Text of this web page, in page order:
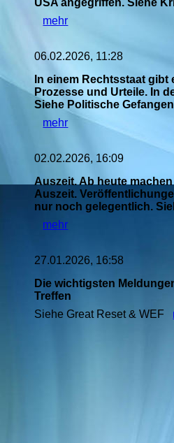
USA angegriffen. Siehe
mehr
06.02.2026, 11:28
In einem Rechtsstaat
Prozesse und Urteile. In
Siehe Politische
mehr
02.02.2026, 16:09
Auszeit. Ab heute
Auszeit.
nur noch gelegentlich.
mehr
27.01.2026, 16:58
Die wichtigsten
Treffen
Siehe Great Reset & WEF